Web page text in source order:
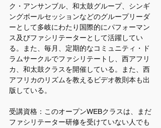
ク・アンサンブル、和太鼓グループ、シンギ
ングボールセッションなどのグループリーダ
ーとして多岐にわたり国際的にパフォーマン
ス及びファシリテーターとして活躍してい
る。また、毎月、定期的なコミュニティ・ド
ラムサークルでファシリテートし、西アフリ
カ、和太鼓クラスを開催している。また、西
アフリカのリズムを教えるビデオ教則本も出
版している。
受講資格：このオープンWEBクラスは、まだ
ファシリテーター研修を受けていない人でも